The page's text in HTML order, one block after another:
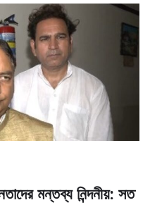
মন্তব্য নিন্দনীয়: সত